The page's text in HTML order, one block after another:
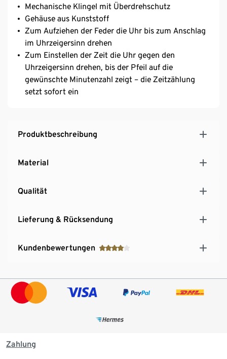
Mechanische Klingel mit Überdrehschutz
Gehäuse aus Kunststoff
Zum Aufziehen der Feder die Uhr bis zum Anschlag
im Uhrzeigersinn drehen
Zum Einstellen der Zeit die Uhr gegen den
Uhrzeigersinn drehen, bis der Pfeil auf die
gewünschte Minutenzahl zeigt – die Zeitzählung
setzt sofort ein
Produktbeschreibung
Material
Qualität
Lieferung & Rücksendung
Kundenbewertungen
Zahlung